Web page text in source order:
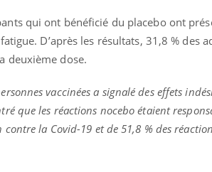
qui ont bénéficié du placebo ont
D’après les résultats, 31,8 % des
deuxième dose.
vaccinées a signalé des effets
que les réactions nocebo étaient
la Covid-19 et de 51,8 % des